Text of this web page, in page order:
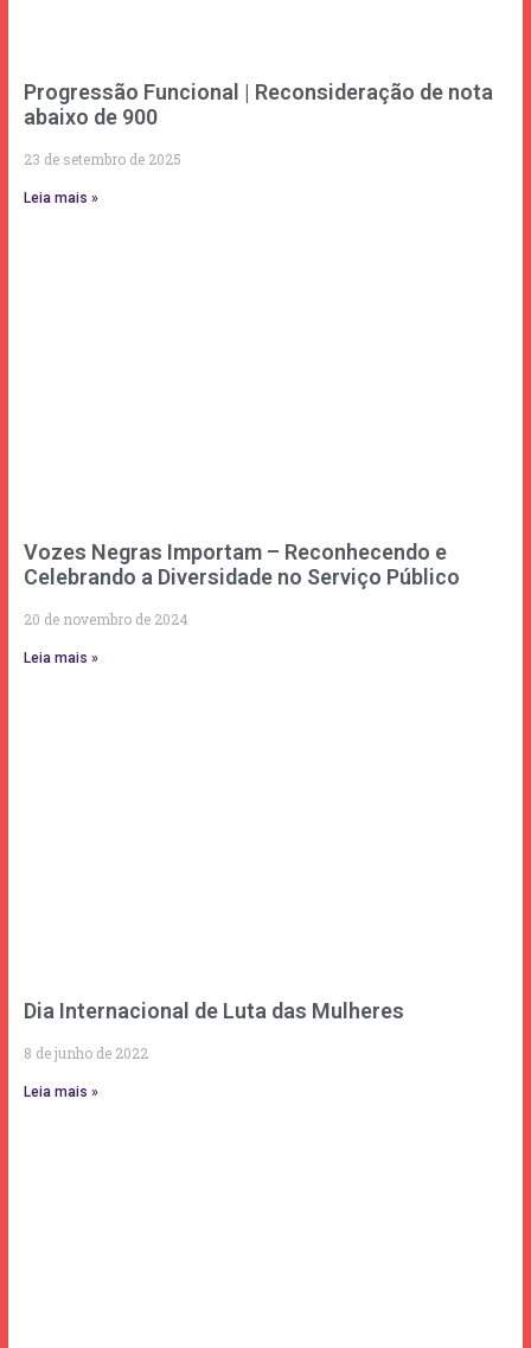
Progressão Funcional | Reconsideração de nota
abaixo de 900
23 de setembro de 2025
Leia mais »
Vozes Negras Importam – Reconhecendo e
Celebrando a Diversidade no Serviço Público
20 de novembro de 2024
Leia mais »
Dia Internacional de Luta das Mulheres
8 de junho de 2022
Leia mais »